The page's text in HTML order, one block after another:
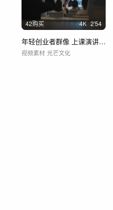
42购买 4K 2'54
年轻创业者群像 上课演讲提案庆祝鼓掌合集
视频素材 光芒文化